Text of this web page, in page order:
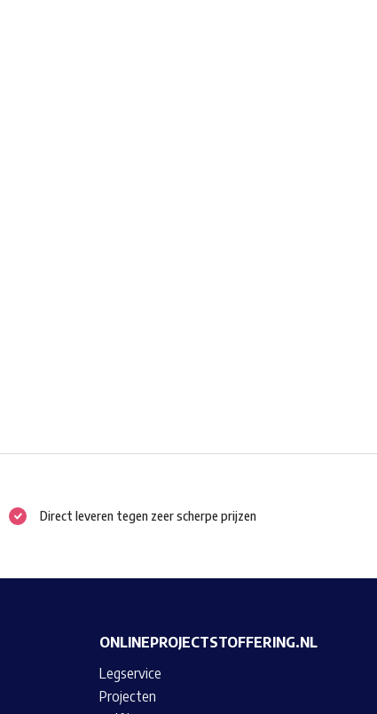
Direct leveren tegen zeer scherpe prijzen
ONLINEPROJECTSTOFFERING.NL
Legservice
Projecten